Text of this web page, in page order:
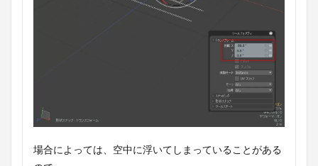
場合によっては、空中に浮いてしまっていることがある